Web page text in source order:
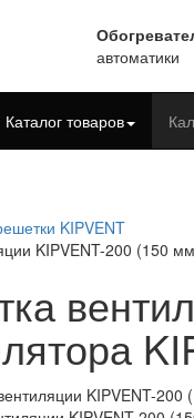
автоматики
Каталог товаров
KIPVENT
KIPVENT-200 (150